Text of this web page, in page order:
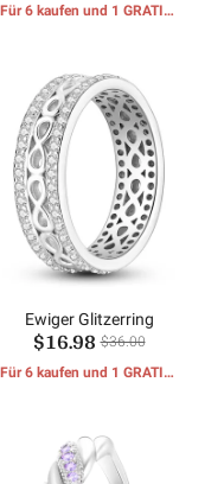
Für 6 kaufen und 1 GRATIS-
Ewiger Glitzerring
$16.98 $36.00
Für 6 kaufen und 1 GRATIS-